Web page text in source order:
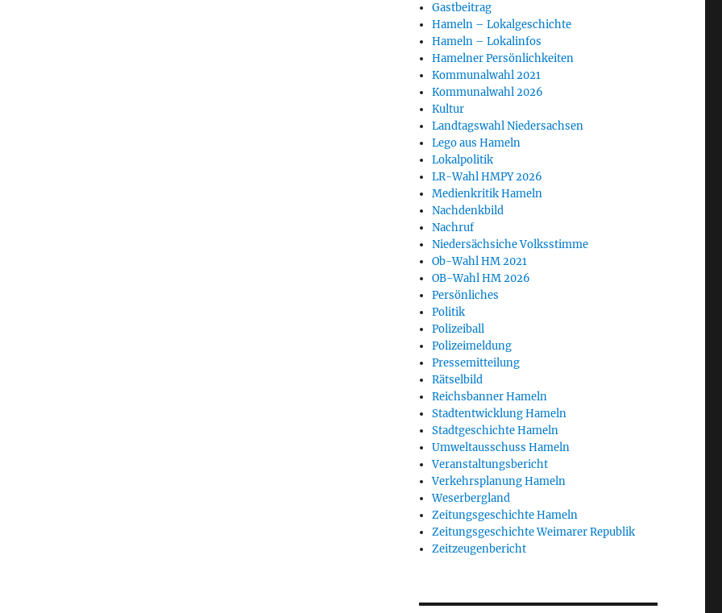
Gastbeitrag
Hameln – Lokalgeschichte
Hameln – Lokalinfos
Hamelner Persönlichkeiten
Kommunalwahl 2021
Kommunalwahl 2026
Kultur
Landtagswahl Niedersachsen
Lego aus Hameln
Lokalpolitik
LR-Wahl HMPY 2026
Medienkritik Hameln
Nachdenkbild
Nachruf
Niedersächsiche Volksstimme
Ob-Wahl HM 2021
OB-Wahl HM 2026
Persönliches
Politik
Polizeiball
Polizeimeldung
Pressemitteilung
Rätselbild
Reichsbanner Hameln
Stadtentwicklung Hameln
Stadtgeschichte Hameln
Umweltausschuss Hameln
Veranstaltungsbericht
Verkehrsplanung Hameln
Weserbergland
Zeitungsgeschichte Hameln
Zeitungsgeschichte Weimarer Republik
Zeitzeugenbericht